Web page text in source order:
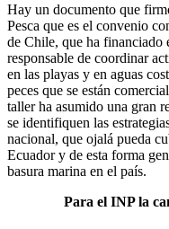
Hay un documento que
Pesca que es el convenio
de Chile, que ha financiado
responsable de coordinar
en las playas y en aguas
peces que se están
taller ha asumido una gran
se identifiquen las
nacional, que ojalá pueda
Ecuador y de esta forma
basura marina en el país.
Para el INP la